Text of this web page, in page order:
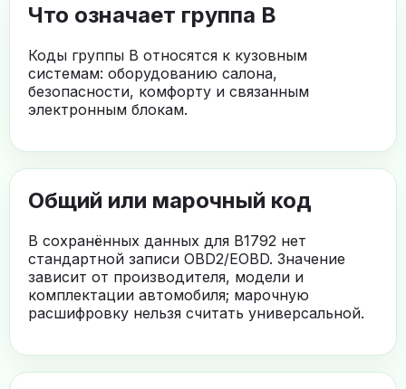
Что означает группа B
Коды группы B относятся к кузовным
системам: оборудованию салона,
безопасности, комфорту и связанным
электронным блокам.
Общий или марочный код
В сохранённых данных для B1792 нет
стандартной записи OBD2/EOBD. Значение
зависит от производителя, модели и
комплектации автомобиля; марочную
расшифровку нельзя считать универсальной.